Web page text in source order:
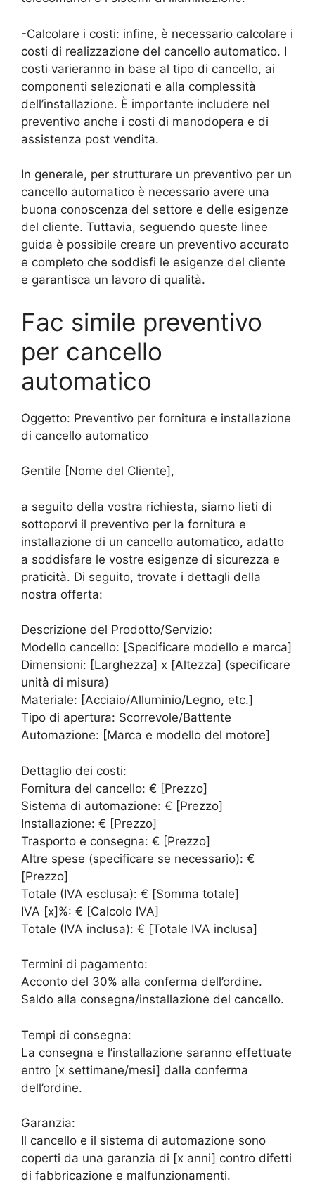
-Calcolare i costi: infine, è necessario calcolare i
costi di realizzazione del cancello automatico. I
costi varieranno in base al tipo di cancello, ai
componenti selezionati e alla complessità
dell’installazione. È importante includere nel
preventivo anche i costi di manodopera e di
assistenza post vendita.
In generale, per strutturare un preventivo per un
cancello automatico è necessario avere una
buona conoscenza del settore e delle esigenze
del cliente. Tuttavia, seguendo queste linee
guida è possibile creare un preventivo accurato
e completo che soddisfi le esigenze del cliente
e garantisca un lavoro di qualità.
Fac simile preventivo
per cancello
automatico
Oggetto: Preventivo per fornitura e installazione
di cancello automatico
Gentile [Nome del Cliente],
a seguito della vostra richiesta, siamo lieti di
sottoporvi il preventivo per la fornitura e
installazione di un cancello automatico, adatto
a soddisfare le vostre esigenze di sicurezza e
praticità. Di seguito, trovate i dettagli della
nostra offerta:
Descrizione del Prodotto/Servizio:
Modello cancello: [Specificare modello e marca]
Dimensioni: [Larghezza] x [Altezza] (specificare
unità di misura)
Materiale: [Acciaio/Alluminio/Legno, etc.]
Tipo di apertura: Scorrevole/Battente
Automazione: [Marca e modello del motore]
Dettaglio dei costi:
Fornitura del cancello: € [Prezzo]
Sistema di automazione: € [Prezzo]
Installazione: € [Prezzo]
Trasporto e consegna: € [Prezzo]
Altre spese (specificare se necessario): €
[Prezzo]
Totale (IVA esclusa): € [Somma totale]
IVA [x]%: € [Calcolo IVA]
Totale (IVA inclusa): € [Totale IVA inclusa]
Termini di pagamento:
Acconto del 30% alla conferma dell’ordine.
Saldo alla consegna/installazione del cancello.
Tempi di consegna:
La consegna e l’installazione saranno effettuate
entro [x settimane/mesi] dalla conferma
dell’ordine.
Garanzia:
Il cancello e il sistema di automazione sono
coperti da una garanzia di [x anni] contro difetti
di fabbricazione e malfunzionamenti.